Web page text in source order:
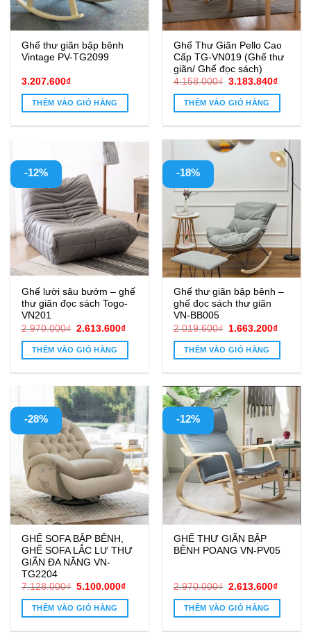
Ghế thư giãn bập bênh
Vintage PV-TG2099
3.207.600₫
THÊM VÀO GIỎ HÀNG
Ghế Thư Giãn Pello Cao
Cấp TG-VN019 (Ghế thư
giãn/ Ghế đọc sách)
4.158.000₫ Giá
là:
4.158.000₫.
3.183.840₫Giá
THÊM VÀO GIỎ HÀNG
-12%
Ghế lười sâu bướm – ghế
thư giãn đọc sách Togo-
VN201
2.970.000₫ Giá
là:
2.970.000₫.
2.613.600₫Giá
tại
THÊM VÀO GIỎ HÀNG
-18%
Ghế thư giãn bập bênh –
ghế đọc sách thư giãn
VN-BB005
2.019.600₫ Giá
là:
2.019.600₫.
1.663.200₫Giá
tại
THÊM VÀO GIỎ HÀNG
-28%
GHẾ SOFA BẬP BÊNH,
GHẾ SOFA LẮC LƯ THƯ
GIÃN ĐA NĂNG VN-
TG2204
7.128.000₫ Giá
là:
7.128.000₫.
5.100.000₫Giá
THÊM VÀO GIỎ HÀNG
-12%
GHẾ THƯ GIÃN BẬP
BÊNH POANG VN-PV05
2.970.000₫ Giá
là:
2.970.000₫.
2.613.600₫Giá
THÊM VÀO GIỎ HÀNG